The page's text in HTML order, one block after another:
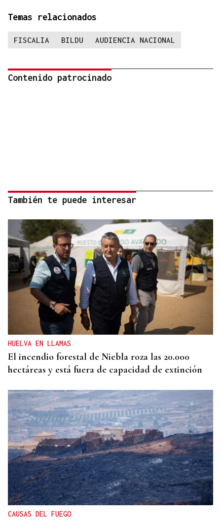
Temas relacionados
FISCALIA BILDU AUDIENCIA NACIONAL
Contenido patrocinado
También te puede interesar
HUELVA EN LLAMAS
El incendio forestal de Niebla roza las 20.000
hectáreas y está fuera de capacidad de extinción
CAUSAS DEL FUEGO